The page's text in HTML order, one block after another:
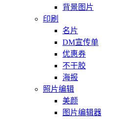
背景图片
印刷
名片
DM宣传单
优惠券
不干胶
海报
照片编辑
美颜
图片编辑器